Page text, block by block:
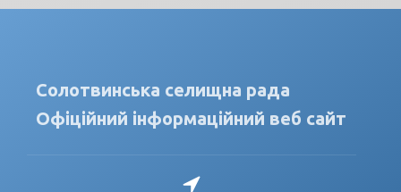
Солотвинська селищна рада
Офіційний інформаційний веб сайт